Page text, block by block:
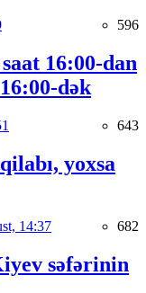
596
16:00-dan
dək
643
yoxsa
14:37 682
səfərinin